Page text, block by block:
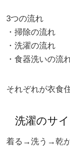
3つの流れ
・掃除の流れ
・洗濯の流れ
・食器洗いの流
それぞれが衣食
洗濯のサ
着る→洗う→乾